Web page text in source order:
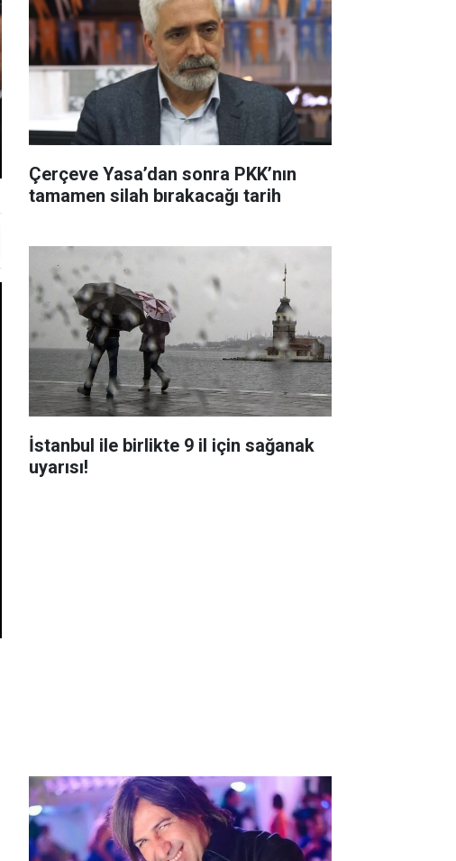
Çerçeve Yasa’dan sonra PKK’nın
tamamen silah bırakacağı tarih
İstanbul ile birlikte 9 il için sağanak
uyarısı!